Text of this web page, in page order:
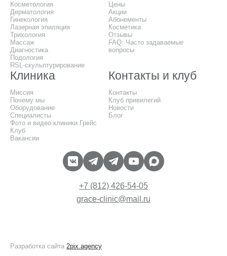
Косметология
Дерматология
Гинекология
Лазерная эпиляция
Трихология
Массаж
Диагностика
Подология
RSL-скульптурирование
Цены
Акции
Абонементы
Косметика
Отзывы
FAQ: Часто задаваемые
вопросы
Клиника
Миссия
Почему мы
Оборудование
Специалисты
Фото и видео клиники Грейс
Клуб
Вакансии
Контакты и клуб
Контакты
Клуб привилегий
Новости
Блог
+7 (812) 426-54-05
grace-clinic@mail.ru
Разработка сайта 2pix.agency